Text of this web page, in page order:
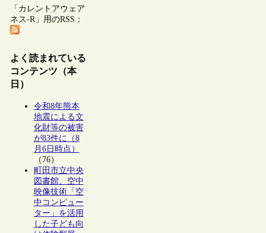
「カレントアウェア
ネス-R」用のRSS：
よく読まれている
コンテンツ（本
日）
令和8年熊本
地震による文
化財等の被害
が83件に（8
月6日時点）
（76）
町田市立中央
図書館、空中
映像技術「空
中コンピュー
ター」を活用
した子ども向